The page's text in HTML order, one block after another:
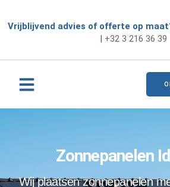
Vrijblijvend advies of offerte op
| +32 3 216 36 39
Zonnepanelen
Wij plaatsen zonnepanelen